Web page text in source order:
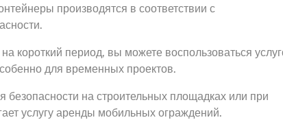
производятся в соответствии с
короткий период, вы можете воспользоваться
для временных проектов.
на строительных площадках или при
услугу аренды мобильных ограждений.